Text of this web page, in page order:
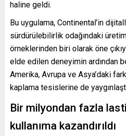
haline geldi.
Bu uygulama, Continental’in
sürdürülebilirlik odağındaki
örneklerinden biri olarak öne
elde edilen deneyimin ardından
Amerika, Avrupa ve Asya’daki
kaplama tesislerine de
Bir milyondan fazla
kullanıma kazandırıldı